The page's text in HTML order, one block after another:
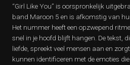
“Girl Like You” is oorspronkelijk
band Maroon 5 en is afkomstig van
Het nummer heeft een opzwepend
snel in je hoofd blijft hangen. De tekst,
liefde, spreekt veel mensen aan en
kunnen identificeren met de emoties